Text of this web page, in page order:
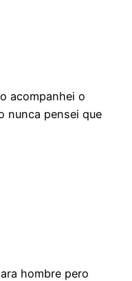
acompanhei o
nunca pensei que
hombre pero